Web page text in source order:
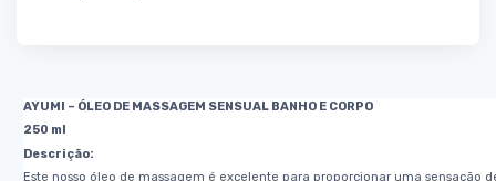
AYUMI – ÓLEO DE MASSAGEM SENSUAL BANHO E CORPO
250 ml
Descrição:
Este nosso óleo de massagem é excelente para proporcionar uma sensação